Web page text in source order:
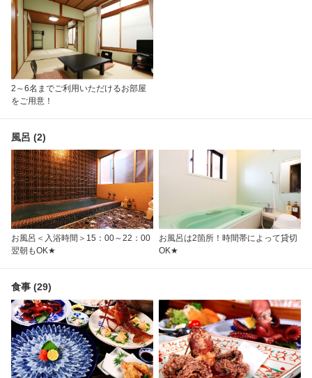
2～6名までご利用いただけるお部屋
をご用意！
風呂 (2)
お風呂＜入浴時間＞15：00～22：00
翌朝もOK★
お風呂は2箇所！時間帯によって貸切
OK★
食事 (29)